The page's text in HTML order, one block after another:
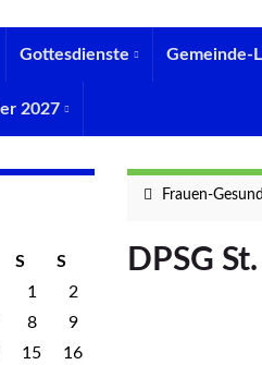
Gottesdienste Gemeinde-
2027
Frauen-
DPSG
S
S
1
2
8
9
15
16